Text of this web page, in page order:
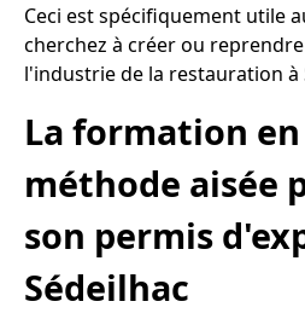
Ceci est spécifiquement utile
cherchez à créer ou
l'industrie de la restauration à
La formation
méthode aisée
son permis
Sédeilhac